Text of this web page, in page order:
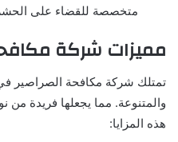
متخصصة للقضاء على
مميزات شركة
تمتلك شركة مكافحة الصراصير
والمتنوعة. مما يجعلها فريدة من
هذه المزايا: